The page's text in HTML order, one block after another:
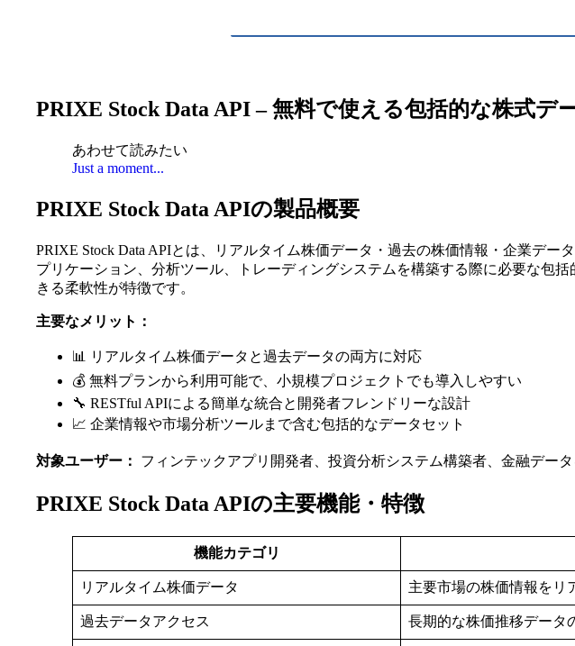
PRIXE Stock Data API – 無料で使える包括的な株式デ
あわせて読みたい
Just a moment...
PRIXE Stock Data APIの製品概要
PRIXE Stock Data APIとは、リアルタイム株価データ・過去の株価情報・企業デ
プリケーション、分析ツール、トレーディングシステムを構築する際に必要な包
きる柔軟性が特徴です。
主要なメリット：
📊 リアルタイム株価データと過去データの両方に対応
💰 無料プランから利用可能で、小規模プロジェクトでも導入しやすい
🔧 RESTful APIによる簡単な統合と開発者フレンドリーな設計
📈 企業情報や市場分析ツールまで含む包括的なデータセット
対象ユーザー： フィンテックアプリ開発者、投資分析システム構築者、金融デー
PRIXE Stock Data APIの主要機能・特徴
機能カテゴリ
リアルタイム株価データ 主要市場の株価情報をリ
過去データアクセス 長期的な株価推移データ